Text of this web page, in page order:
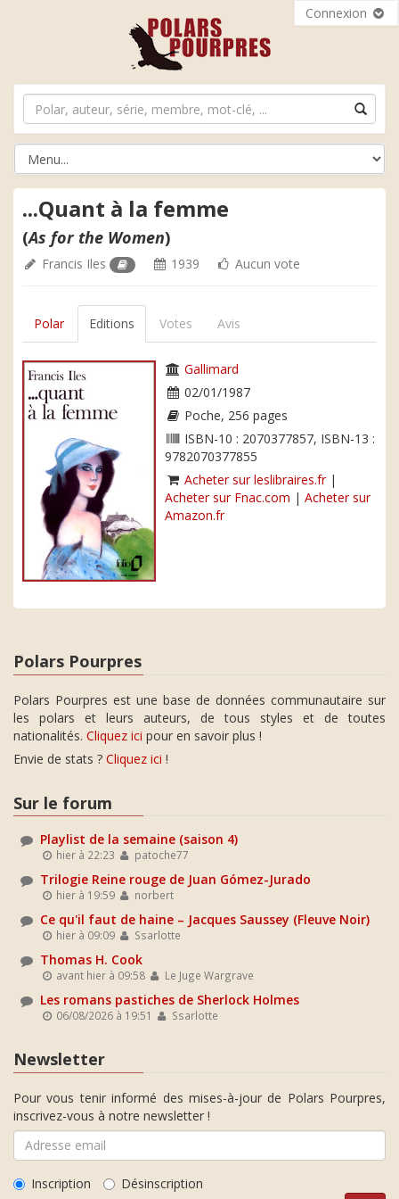
Connexion
...Quant à la femme
(As for the Women)
Francis Iles 1939 Aucun vote
Polar Editions Votes Avis
Gallimard
02/01/1987
Poche, 256 pages
ISBN-10 : 2070377857, ISBN-13 :
9782070377855
Acheter sur leslibraires.fr|
Acheter sur Fnac.com | Acheter sur
Amazon.fr
Polars Pourpres
Polars Pourpres est une base de données communautaire sur
les polars et leurs auteurs, de tous styles et de toutes
nationalités. Cliquez ici pour en savoir plus !
Envie de stats ? Cliquez ici !
Sur le forum
Playlist de la semaine (saison 4)
hier à 22:23 patoche77
Trilogie Reine rouge de Juan Gómez-Jurado
hier à 19:59 norbert
Ce qu'il faut de haine – Jacques Saussey (Fleuve Noir)
hier à 09:09 Ssarlotte
Thomas H. Cook
avant hier à 09:58 Le Juge Wargrave
Les romans pastiches de Sherlock Holmes
06/08/2026 à 19:51 Ssarlotte
Newsletter
Pour vous tenir informé des mises-à-jour de Polars Pourpres,
inscrivez-vous à notre newsletter !
Inscription Désinscription